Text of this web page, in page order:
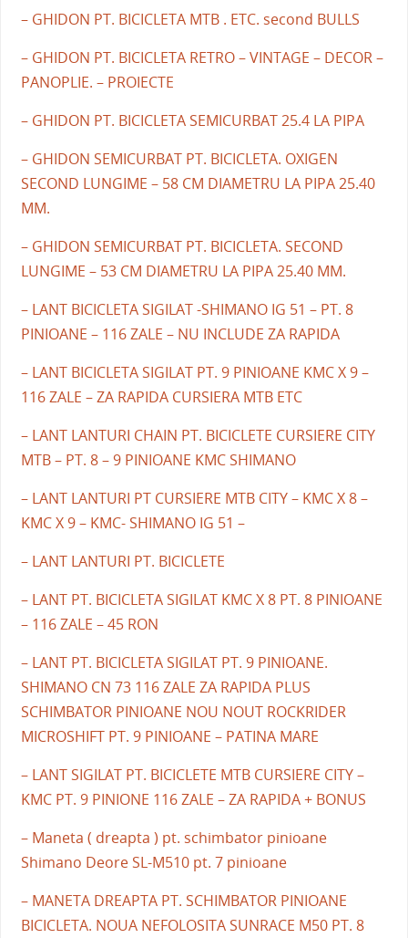
– GHIDON PT. BICICLETA MTB . ETC. second BULLS
– GHIDON PT. BICICLETA RETRO – VINTAGE – DECOR –
PANOPLIE. – PROIECTE
– GHIDON PT. BICICLETA SEMICURBAT 25.4 LA PIPA
– GHIDON SEMICURBAT PT. BICICLETA. OXIGEN
SECOND LUNGIME – 58 CM DIAMETRU LA PIPA 25.40
MM.
– GHIDON SEMICURBAT PT. BICICLETA. SECOND
LUNGIME – 53 CM DIAMETRU LA PIPA 25.40 MM.
– LANT BICICLETA SIGILAT -SHIMANO IG 51 – PT. 8
PINIOANE – 116 ZALE – NU INCLUDE ZA RAPIDA
– LANT BICICLETA SIGILAT PT. 9 PINIOANE KMC X 9 –
116 ZALE – ZA RAPIDA CURSIERA MTB ETC
– LANT LANTURI CHAIN PT. BICICLETE CURSIERE CITY
MTB – PT. 8 – 9 PINIOANE KMC SHIMANO
– LANT LANTURI PT CURSIERE MTB CITY – KMC X 8 –
KMC X 9 – KMC- SHIMANO IG 51 –
– LANT LANTURI PT. BICICLETE
– LANT PT. BICICLETA SIGILAT KMC X 8 PT. 8 PINIOANE
– 116 ZALE – 45 RON
– LANT PT. BICICLETA SIGILAT PT. 9 PINIOANE.
SHIMANO CN 73 116 ZALE ZA RAPIDA PLUS
SCHIMBATOR PINIOANE NOU NOUT ROCKRIDER
MICROSHIFT PT. 9 PINIOANE – PATINA MARE
– LANT SIGILAT PT. BICICLETE MTB CURSIERE CITY –
KMC PT. 9 PINIONE 116 ZALE – ZA RAPIDA + BONUS
– Maneta ( dreapta ) pt. schimbator pinioane
Shimano Deore SL-M510 pt. 7 pinioane
– MANETA DREAPTA PT. SCHIMBATOR PINIOANE
BICICLETA. NOUA NEFOLOSITA SUNRACE M50 PT. 8